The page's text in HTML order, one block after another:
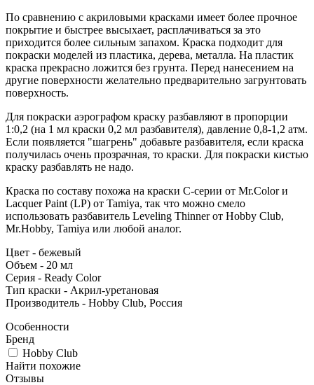
По сравнению с акриловыми красками имеет более прочное
покрытие и быстрее высыхает, расплачиваться за это
приходится более сильным запахом. Краска подходит для
покраски моделей из пластика, дерева, металла. На пластик
краска прекрасно ложится без грунта. Перед нанесением на
другие поверхности желательно предварительно загрунтовать
поверхность.
Для покраски аэрографом краску разбавляют в пропорции
1:0,2 (на 1 мл краски 0,2 мл разбавителя), давление 0,8-1,2 атм.
Если появляется "шагрень" добавьте разбавителя, если краска
получилась очень прозрачная, то краски. Для покраски кистью
краску разбавлять не надо.
Краска по составу похожа на краски C-серии от Mr.Color и
Lacquer Paint (LP) от Tamiya, так что можно смело
использовать разбавитель Leveling Thinner от Hobby Club,
Mr.Hobby, Tamiya или любой аналог.
Цвет - бежевый
Объем - 20 мл
Серия - Ready Color
Тип краски - Акрил-уретановая
Производитель - Hobby Club, Россия
Особенности
Бренд
Hobby Club
Найти похожие
Отзывы